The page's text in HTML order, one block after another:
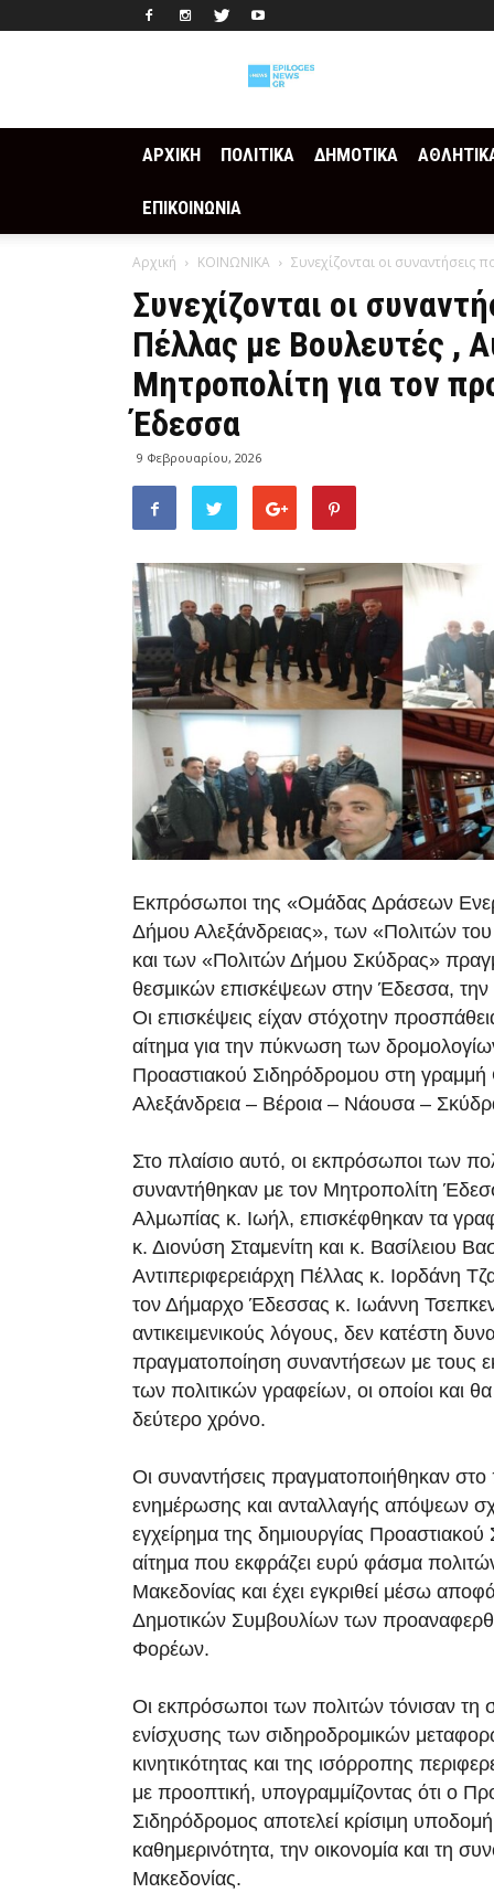
ΑΡΧΙΚΗ ΠΟΛΙΤΙΚΑ ΔΗΜΟΤΙΚΑ
ΕΠΙΚΟΙΝΩΝΙΑ
Αρχική ΚΟΙΝΩΝΙΚΑ Συνεχίζονται οι συναντήσεις
Συνεχίζονται οι
Πέλλας με Βουλευτές ,
Μητροπολίτη για τον
Έδεσσα
9 Φεβρουαρίου, 2026
Εκπρόσωποι της «Ομάδας Δράσεων
Δήμου Αλεξάνδρειας», των «Πολιτών
και των «Πολιτών Δήμου Σκύδρας»
θεσμικών επισκέψεων στην Έδεσσα,
Οι επισκέψεις είχαν στόχοτην
αίτημα για την πύκνωση των
Προαστιακού Σιδηρόδρομου στη γραμμή
Αλεξάνδρεια – Βέροια – Νάουσα –
Στο πλαίσιο αυτό, οι εκπρόσωποι των
συναντήθηκαν με τον Μητροπολίτη
Αλμωπίας κ. Ιωήλ, επισκέφθηκαν τα
κ. Διονύση Σταμενίτη και κ. Βασίλειου
Αντιπεριφερειάρχη Πέλλας κ. Ιορδάνη
τον Δήμαρχο Έδεσσας κ. Ιωάννη
αντικειμενικούς λόγους, δεν κατέστη
πραγματοποίηση συναντήσεων με τους
των πολιτικών γραφείων, οι οποίοι και
δεύτερο χρόνο.
Οι συναντήσεις πραγματοποιήθηκαν στο
ενημέρωσης και ανταλλαγής απόψεων
εγχείρημα της δημιουργίας
αίτημα που εκφράζει ευρύ φάσμα
Μακεδονίας και έχει εγκριθεί μέσω
Δημοτικών Συμβουλίων των
Φορέων.
Οι εκπρόσωποι των πολιτών τόνισαν τη
ενίσχυσης των σιδηροδρομικών
κινητικότητας και της ισόρροπης
με προοπτική, υπογραμμίζοντας ότι ο
Σιδηρόδρομος αποτελεί κρίσιμη υποδομή
καθημερινότητα, την οικονομία και τη
Μακεδονίας.